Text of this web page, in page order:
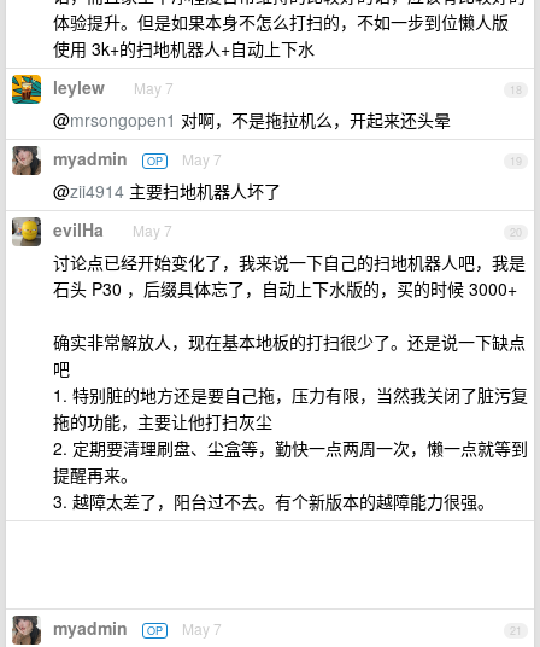
体验提升。但是如果本身不怎么打扫的，不如一步到位懒人版
使用 3k+的扫地机器人+自动上下水
18
leylew May 7
@mrsongopen1 对啊，不是拖拉机么，开起来还头晕
19
myadmin OP May 7
@zii4914 主要扫地机器人坏了
20
evilHa May 7
讨论点已经开始变化了，我来说一下自己的扫地机器人吧，我是
石头 P30 ，后缀具体忘了，自动上下水版的，买的时候 3000+
确实非常解放人，现在基本地板的打扫很少了。还是说一下缺点
吧
1. 特别脏的地方还是要自己拖，压力有限，当然我关闭了脏污复
拖的功能，主要让他打扫灰尘
2. 定期要清理刷盘、尘盒等，勤快一点两周一次，懒一点就等到
提醒再来。
3. 越障太差了，阳台过不去。有个新版本的越障能力很强。
21
myadmin OP May 7